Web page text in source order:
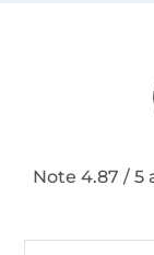
Note 4.87 / 5